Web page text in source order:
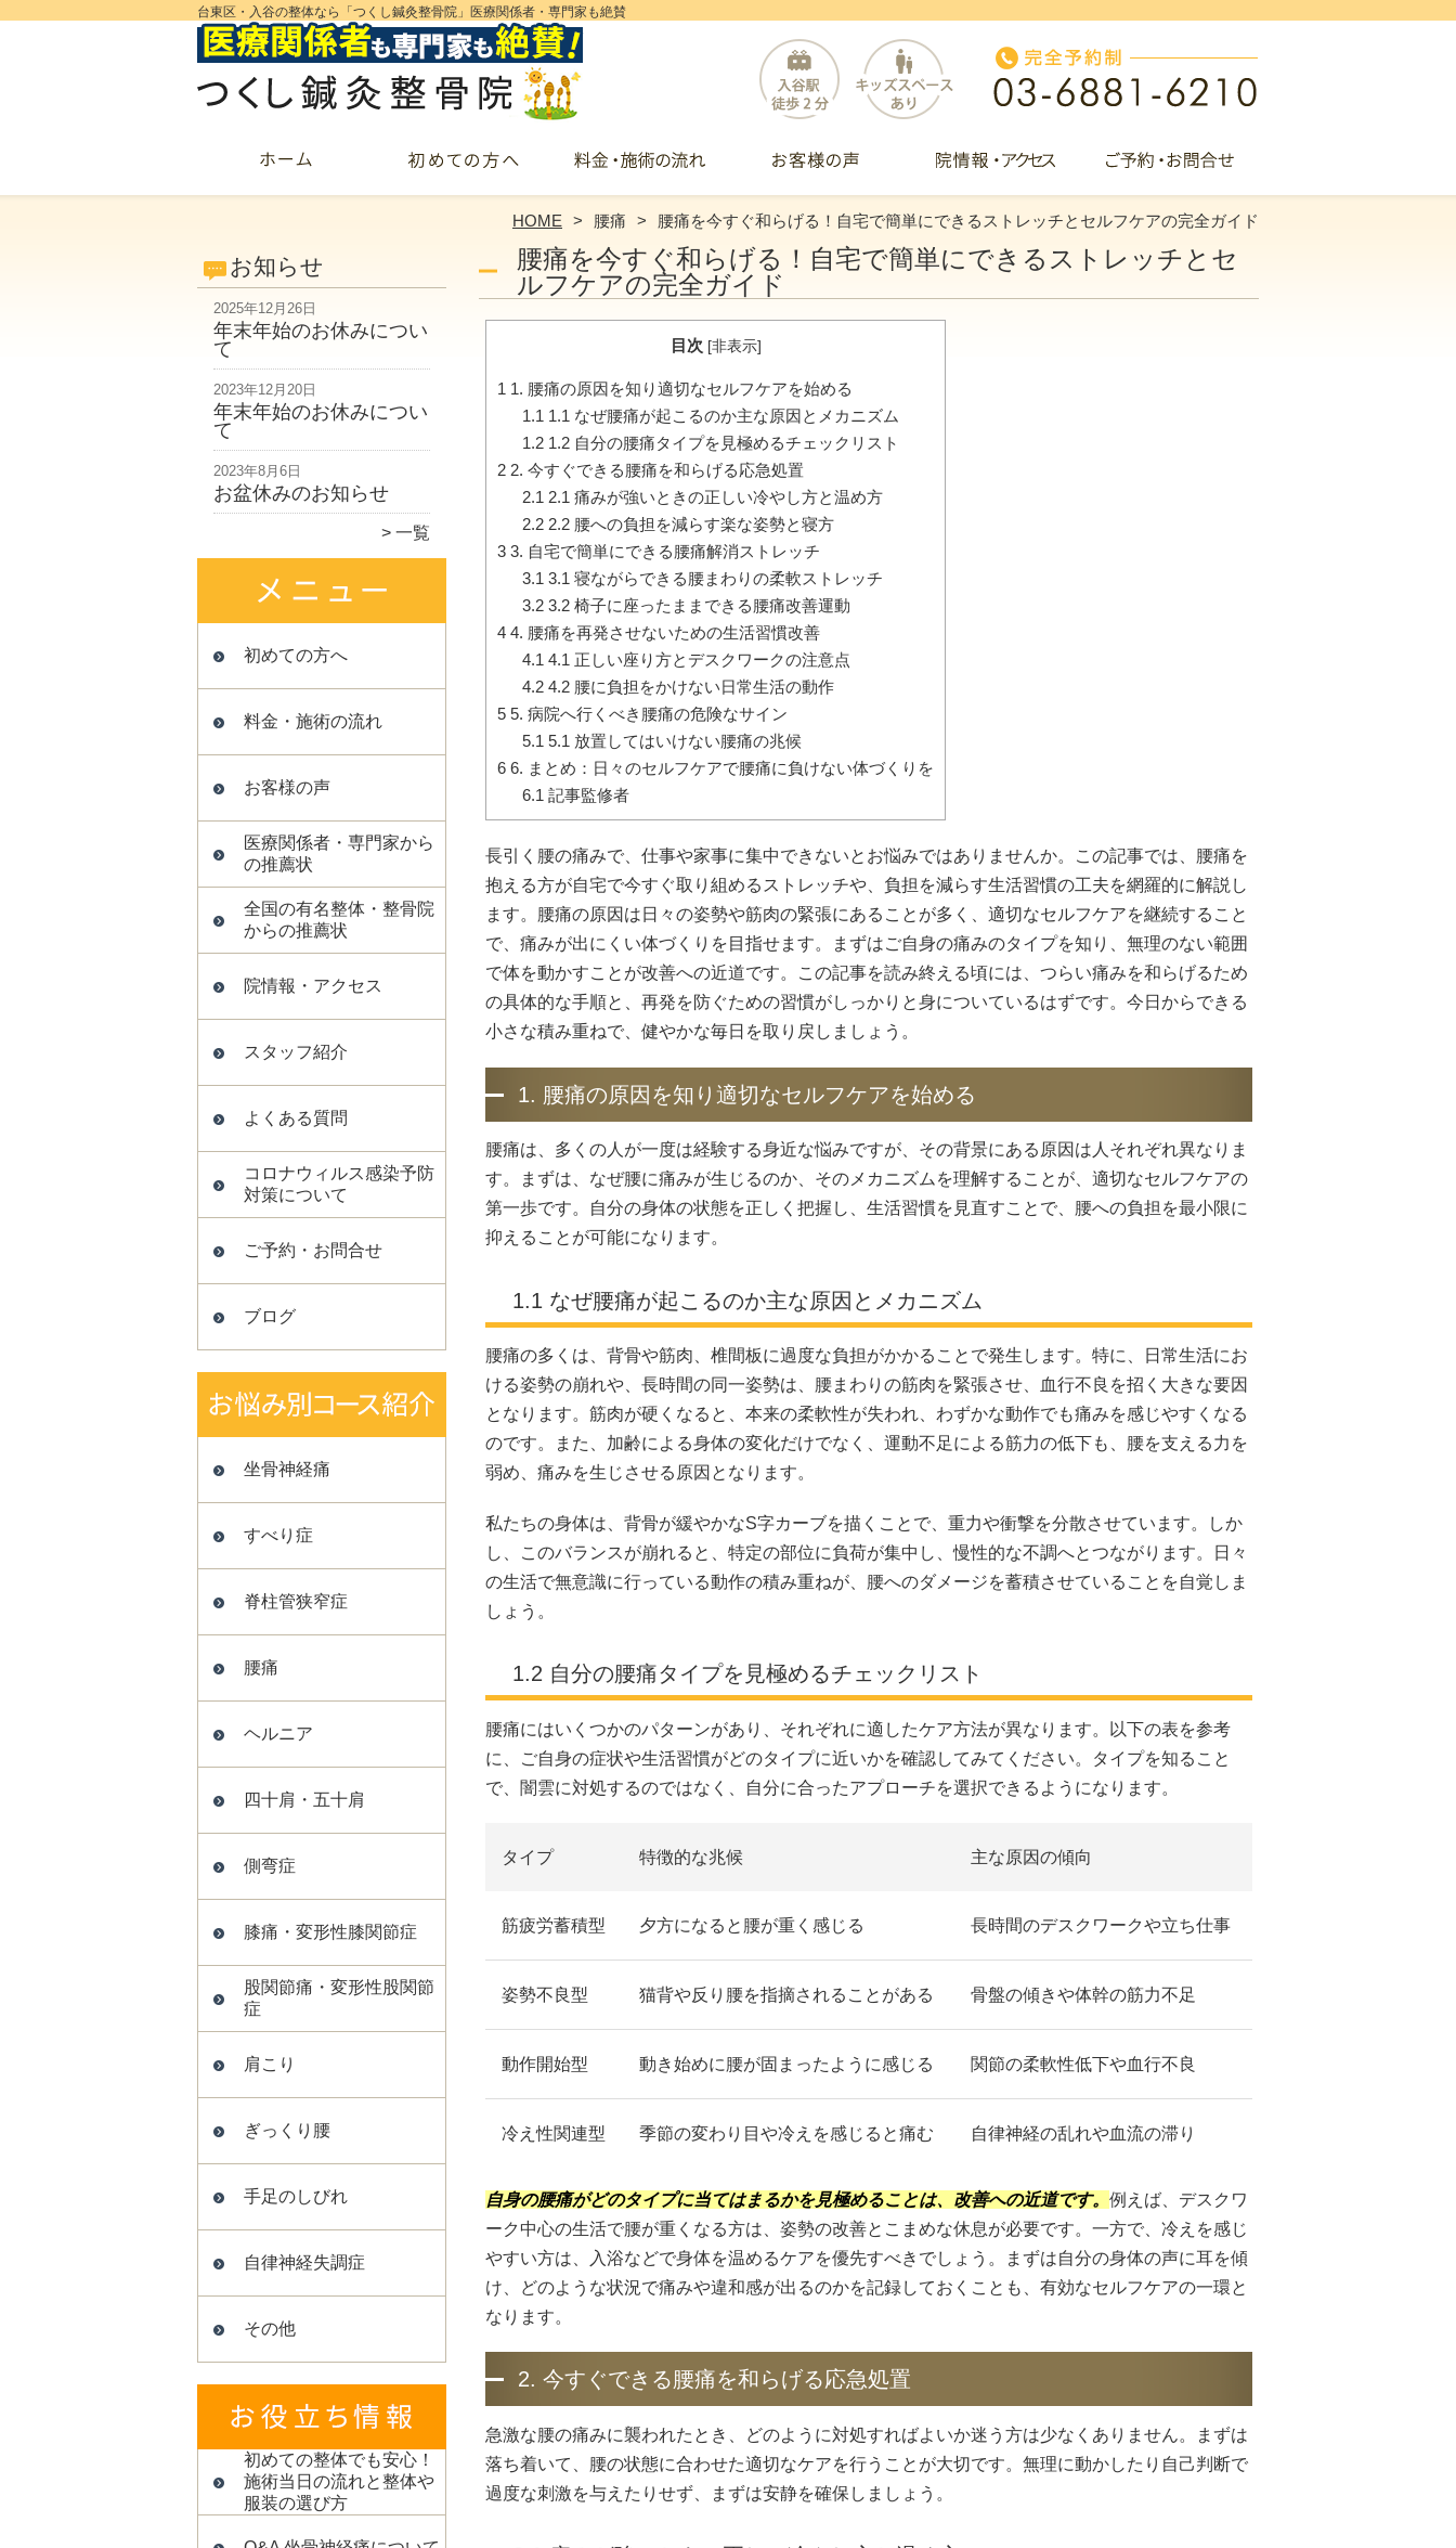
台東区・入谷の整体なら「つくし鍼灸整骨院」医療関係者・専門家も絶賛
HOME 腰痛 腰痛を今すぐ和らげる！自宅で簡単にできるストレッチとセルフケアの完全ガイド
お知らせ
2025年12月26日
年末年始のお休みについ
て
2023年12月20日
年末年始のお休みについ
て
2023年8月6日
お盆休みのお知らせ
一覧
初めての方へ
料金・施術の流れ
お客様の声
医療関係者・専門家から
の推薦状
全国の有名整体・整骨院
からの推薦状
院情報・アクセス
スタッフ紹介
よくある質問
コロナウィルス感染予防
対策について
ご予約・お問合せ
ブログ
坐骨神経痛
すべり症
脊柱管狭窄症
腰痛
ヘルニア
四十肩・五十肩
側弯症
膝痛・変形性膝関節症
股関節痛・変形性股関節
症
肩こり
ぎっくり腰
手足のしびれ
自律神経失調症
その他
初めての整体でも安心！
施術当日の流れと整体や
服装の選び方
腰痛を今すぐ和らげる！自宅で簡単にできるストレッチとセ
ルフケアの完全ガイド
目次 [非表示]
1 1. 腰痛の原因を知り適切なセルフケアを始める
1.1 1.1 なぜ腰痛が起こるのか主な原因とメカニズム
1.21.2 自分の腰痛タイプを見極めるチェックリスト
2 2. 今すぐできる腰痛を和らげる応急処置
2.1 2.1 痛みが強いときの正しい冷やし方と温め方
2.22.2 腰への負担を減らす楽な姿勢と寝方
3 3. 自宅で簡単にできる腰痛解消ストレッチ
3.1 3.1 寝ながらできる腰まわりの柔軟ストレッチ
3.23.2 椅子に座ったままできる腰痛改善運動
4 4. 腰痛を再発させないための生活習慣改善
4.1 4.1 正しい座り方とデスクワークの注意点
4.24.2 腰に負担をかけない日常生活の動作
5 5. 病院へ行くべき腰痛の危険なサイン
5.1 5.1 放置してはいけない腰痛の兆候
6 6. まとめ：日々のセルフケアで腰痛に負けない体づくりを
6.1 記事監修者
長引く腰の痛みで、仕事や家事に集中できないとお悩みではありませんか。この記事では、腰痛を
抱える方が自宅で今すぐ取り組めるストレッチや、負担を減らす生活習慣の工夫を網羅的に解説し
ます。腰痛の原因は日々の姿勢や筋肉の緊張にあることが多く、適切なセルフケアを継続すること
で、痛みが出にくい体づくりを目指せます。まずはご自身の痛みのタイプを知り、無理のない範囲
で体を動かすことが改善への近道です。この記事を読み終える頃には、つらい痛みを和らげるため
の具体的な手順と、再発を防ぐための習慣がしっかりと身についているはずです。今日からできる
小さな積み重ねで、健やかな毎日を取り戻しましょう。
1. 腰痛の原因を知り適切なセルフケアを始める
腰痛は、多くの人が一度は経験する身近な悩みですが、その背景にある原因は人それぞれ異なりま
す。まずは、なぜ腰に痛みが生じるのか、そのメカニズムを理解することが、適切なセルフケアの
第一歩です。自分の身体の状態を正しく把握し、生活習慣を見直すことで、腰への負担を最小限に
抑えることが可能になります。
1.1 なぜ腰痛が起こるのか主な原因とメカニズム
腰痛の多くは、背骨や筋肉、椎間板に過度な負担がかかることで発生します。特に、日常生活にお
ける姿勢の崩れや、長時間の同一姿勢は、腰まわりの筋肉を緊張させ、血行不良を招く大きな要因
となります。筋肉が硬くなると、本来の柔軟性が失われ、わずかな動作でも痛みを感じやすくなる
のです。また、加齢による身体の変化だけでなく、運動不足による筋力の低下も、腰を支える力を
弱め、痛みを生じさせる原因となります。
私たちの身体は、背骨が緩やかなS字カーブを描くことで、重力や衝撃を分散させています。しか
し、このバランスが崩れると、特定の部位に負荷が集中し、慢性的な不調へとつながります。日々
の生活で無意識に行っている動作の積み重ねが、腰へのダメージを蓄積させていることを自覚しま
しょう。
1.2 自分の腰痛タイプを見極めるチェックリスト
腰痛にはいくつかのパターンがあり、それぞれに適したケア方法が異なります。以下の表を参考
に、ご自身の症状や生活習慣がどのタイプに近いかを確認してみてください。タイプを知ること
で、闇雲に対処するのではなく、自分に合ったアプローチを選択できるようになります。
タイプ 特徴的な兆候 主な原因の傾向
筋疲労蓄積型 夕方になると腰が重く感じる 長時間のデスクワークや立ち仕事
姿勢不良型 猫背や反り腰を指摘されることがある 骨盤の傾きや体幹の筋力不足
動作開始型 動き始めに腰が固まったように感じる 関節の柔軟性低下や血行不良
冷え性関連型 季節の変わり目や冷えを感じると痛む 自律神経の乱れや血流の滞り
自身の腰痛がどのタイプに当てはまるかを見極めることは、改善への近道です。 例えば、デスクワ
ーク中心の生活で腰が重くなる方は、姿勢の改善とこまめな休息が必要です。一方で、冷えを感じ
やすい方は、入浴などで身体を温めるケアを優先すべきでしょう。まずは自分の身体の声に耳を傾
け、どのような状況で痛みや違和感が出るのかを記録しておくことも、有効なセルフケアの一環と
なります。
2. 今すぐできる腰痛を和らげる応急処置
急激な腰の痛みに襲われたとき、どのように対処すればよいか迷う方は少なくありません。まずは
落ち着いて、腰の状態に合わせた適切なケアを行うことが大切です。無理に動かしたり自己判断で
過度な刺激を与えたりせず、まずは安静を確保しましょう。